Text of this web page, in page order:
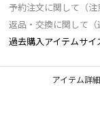
予約注文に関して（注
返品・交換に関して（
過去購入アイテムサイ
アイテム詳細